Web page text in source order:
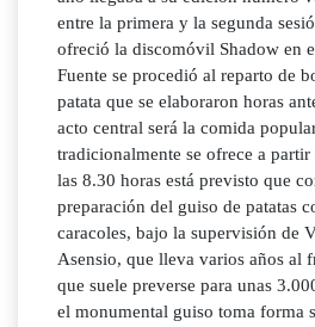
entre la primera y la segunda
ofreció la discomóvil Shadow en
Fuente se procedió al reparto de
patata que se elaboraron horas
acto central será la comida
tradicionalmente se ofrece a
las 8.30 horas está previsto que
preparación del guiso de patatas
caracoles, bajo la supervisión de
Asensio, que lleva varios años al
que suele preverse para unas
el monumental guiso toma forma